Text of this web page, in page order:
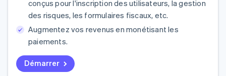
Démarrer
conçus pour l'inscription des utilisateurs, la gestion
des risques, les formulaires fiscaux, etc.
Augmentez vos revenus en monétisant les
paiements.